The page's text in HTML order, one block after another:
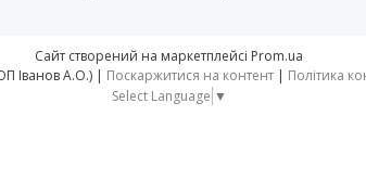
Сайт створений на маркетплейсі Prom.ua
тм АгротехГРУП (ФОП Іванов А.О.) | Поскаржитися на контент | Політика
Select Language ▼